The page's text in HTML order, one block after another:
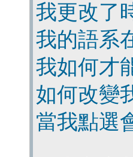
我更改了
我的語系
我如何才
如何改變
當我點選